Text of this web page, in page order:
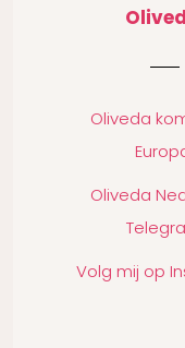
Oliveda
Oliveda
Volg mij op